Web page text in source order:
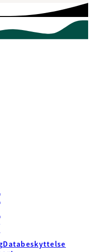
Databeskyttelse